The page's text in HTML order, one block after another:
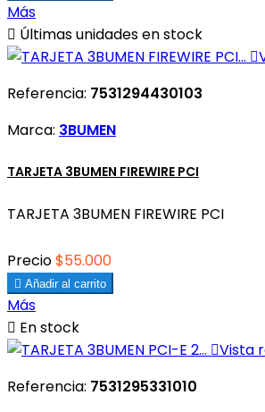
Más
 Últimas unidades en stock

Referencia: 7531294430103
Marca: 3BUMEN
TARJETA 3BUMEN FIREWIRE PCI
TARJETA 3BUMEN FIREWIRE PCI
Precio$55.000
 Añadir al carrito
Más
 En stock
Vista
Referencia: 7531295331010